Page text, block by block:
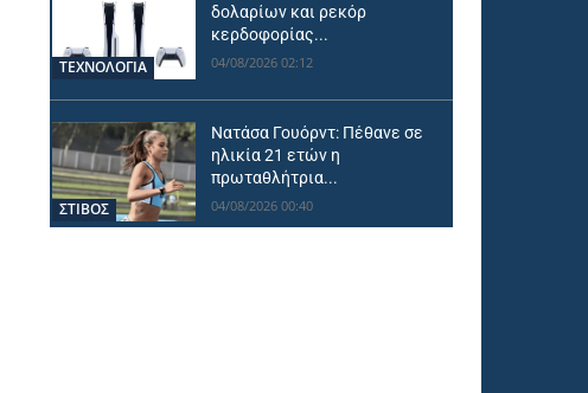
ΤΕΧΝΟΛΟΓΙΑ
δολαρίων και ρεκόρ
κερδοφορίας...
04/08/2026 02:12
ΣΤΙΒΟΣ
Νατάσα Γουόρντ: Πέθανε σε
ηλικία 21 ετών η
πρωταθλήτρια...
04/08/2026 00:40